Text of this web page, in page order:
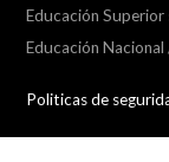
Educación
Educación
Politicas de
Collapse
player